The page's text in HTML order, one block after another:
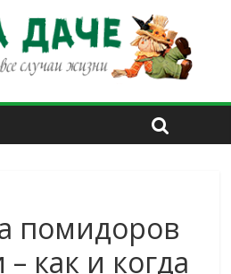
помидоров
как и когда